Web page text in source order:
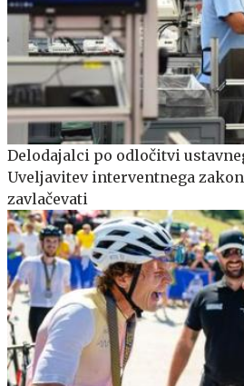
Delodajalci po odločitvi
Uveljavitev interventnega
zavlačevati